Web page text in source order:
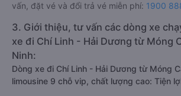
vấn, đặt vé và đổi trả vé miễn phí: 1900
3. Giới thiệu, tư vấn các dòng xe
xe đi Chí Linh - Hải Dương từ Móng
Ninh:
Dòng xe đi Chí Linh - Hải Dương từ Móng
limousine 9 chỗ vip, chất lượng cao: Tiện